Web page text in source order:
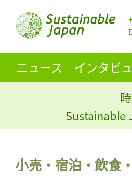
ニュース インタビ
Sustainable
小売・宿泊・飲食